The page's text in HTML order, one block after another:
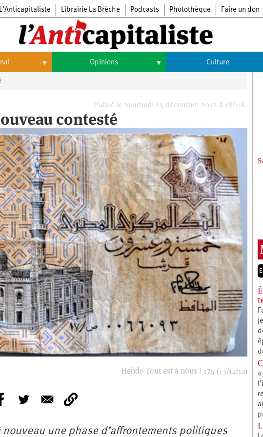
L’Anticapitaliste Librairie La Brèche Podcasts Photothèque Faire un don
Opinions Culture
Arts
Expositions
Livres
Musique
Publié le Vendredi 14 décembre 2012 à 18h16.
contesté
Hebdo Tout est à nous ! 174 (13/12/12)
une phase d’affrontements politiques